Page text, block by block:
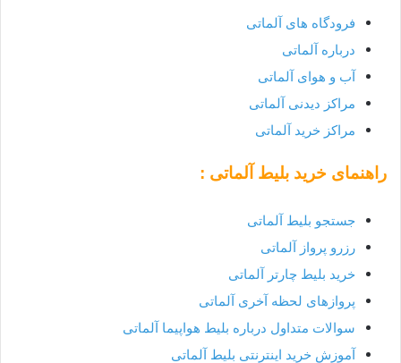
فرودگاه های آلماتی
درباره آلماتی
آب و هوای آلماتی
مراکز دیدنی آلماتی
مراکز خرید آلماتی
راهنمای خرید بلیط آلماتی :
جستجو بلیط آلماتی
رزرو پرواز آلماتی
خرید بلیط چارتر آلماتی
پروازهای لحظه آخری آلماتی
سوالات متداول درباره بلیط هواپیما آلماتی
آموزش خرید اینترنتی بلیط آلماتی